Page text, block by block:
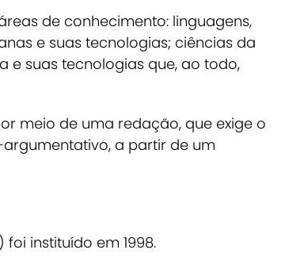
de conhecimento: linguagens,
e suas tecnologias; ciências da
e suas tecnologias que, ao todo,
meio de uma redação, que exige o
a partir de um
foi instituído em 1998.